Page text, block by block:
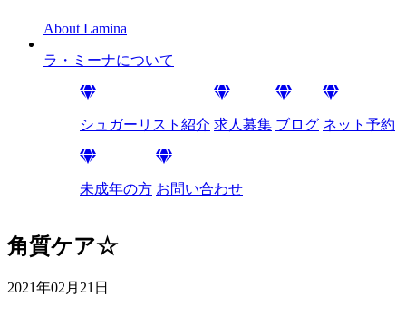
About Lamina
ラ・ミーナについて
シュガーリスト紹介 求人募集 ブログ ネット予約
未成年の方 お問い合わせ
角質ケア☆
2021年02月21日